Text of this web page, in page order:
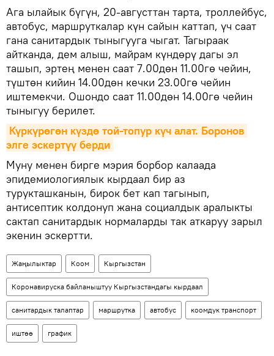
Ага ылайык бүгүн, 20-августтан тарта, троллейбус,
автобус, маршруткалар күн сайын каттап, үч саат
гана санитардык тыныгууга чыгат. Тагыраак
айтканда, дем алыш, майрам күндөрү дагы эл
ташып, эртең менен саат 7.00дөн 11.00гө чейин,
түштөн кийин 14.00дөн кечки 23.00гө чейин
иштемекчи. Ошондо саат 11.00дөн 14.00гө чейин
тыныгуу берилет.
Күркүрөгөн күздө той-топур күч алат. Боронов
элге эскертүү берди
Муну менен бирге мэрия борбор калаада
эпидемиологиялык кырдаал бир аз
турукташканын, бирок бет кап тагынып,
антисептик колдонуп жана социалдык аралыкты
сактап санитардык нормаларды так аткаруу зарыл
экенин эскертти.
Жаңылыктар Коом Кыргызстан
Коронавируска байланыштуу Кыргызстандагы кырдаал
санитардык талаптар маршрутка автобус коомдук транспорт
иштөө график